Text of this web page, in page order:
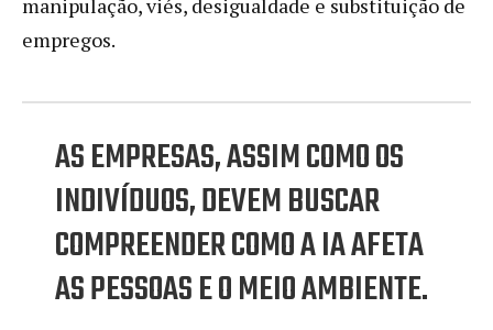
manipulação, viés, desigualdade e substituição de
empregos.
AS EMPRESAS, ASSIM COMO OS
INDIVÍDUOS, DEVEM BUSCAR
COMPREENDER COMO A IA AFETA
AS PESSOAS E O MEIO AMBIENTE.